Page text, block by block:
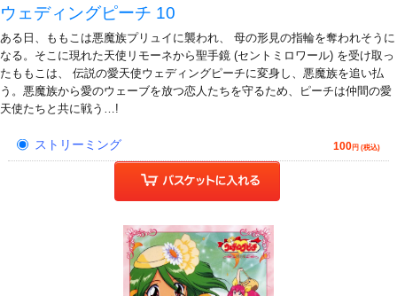
ウェディングピーチ 10
ある日、ももこは悪魔族プリュイに襲われ、 母の形見の指輪を奪われそうに
なる。そこに現れた天使リモーネから聖手鏡 (セントミロワール) を受け取っ
たももこは、 伝説の愛天使ウェディングピーチに変身し、悪魔族を追い払
う。悪魔族から愛のウェーブを放つ恋人たちを守るため、ピーチは仲間の愛
天使たちと共に戦う…!
ストリーミング 100円 (税込)